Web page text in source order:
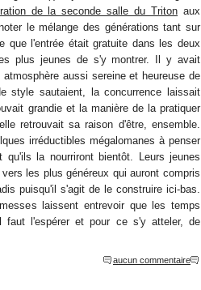
de la seconde salle du Triton aux
le mélange des générations tant sur
l'entrée était gratuite dans les deux
plus jeunes de s'y montrer. Il y avait
aussi sereine et heureuse de
style sautaient, la concurrence laissait
grandie et la manière de la pratiquer
retrouvait sa raison d'être, ensemble.
irréductibles mégalomanes à penser
la nourriront bientôt. Leurs jeunes
les plus généreux qui auront compris
puisqu'il s'agit de le construire ici-bas.
laissent entrevoir que les temps
faut l'espérer et pour ce s'y atteler, de
aucun commentaire